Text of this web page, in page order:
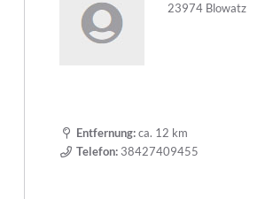
23974 Blowatz
Entfernung:ca. 12 km
Telefon:38427409455